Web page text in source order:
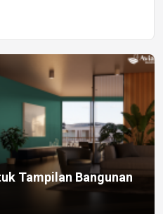
Tampilan Bangunan